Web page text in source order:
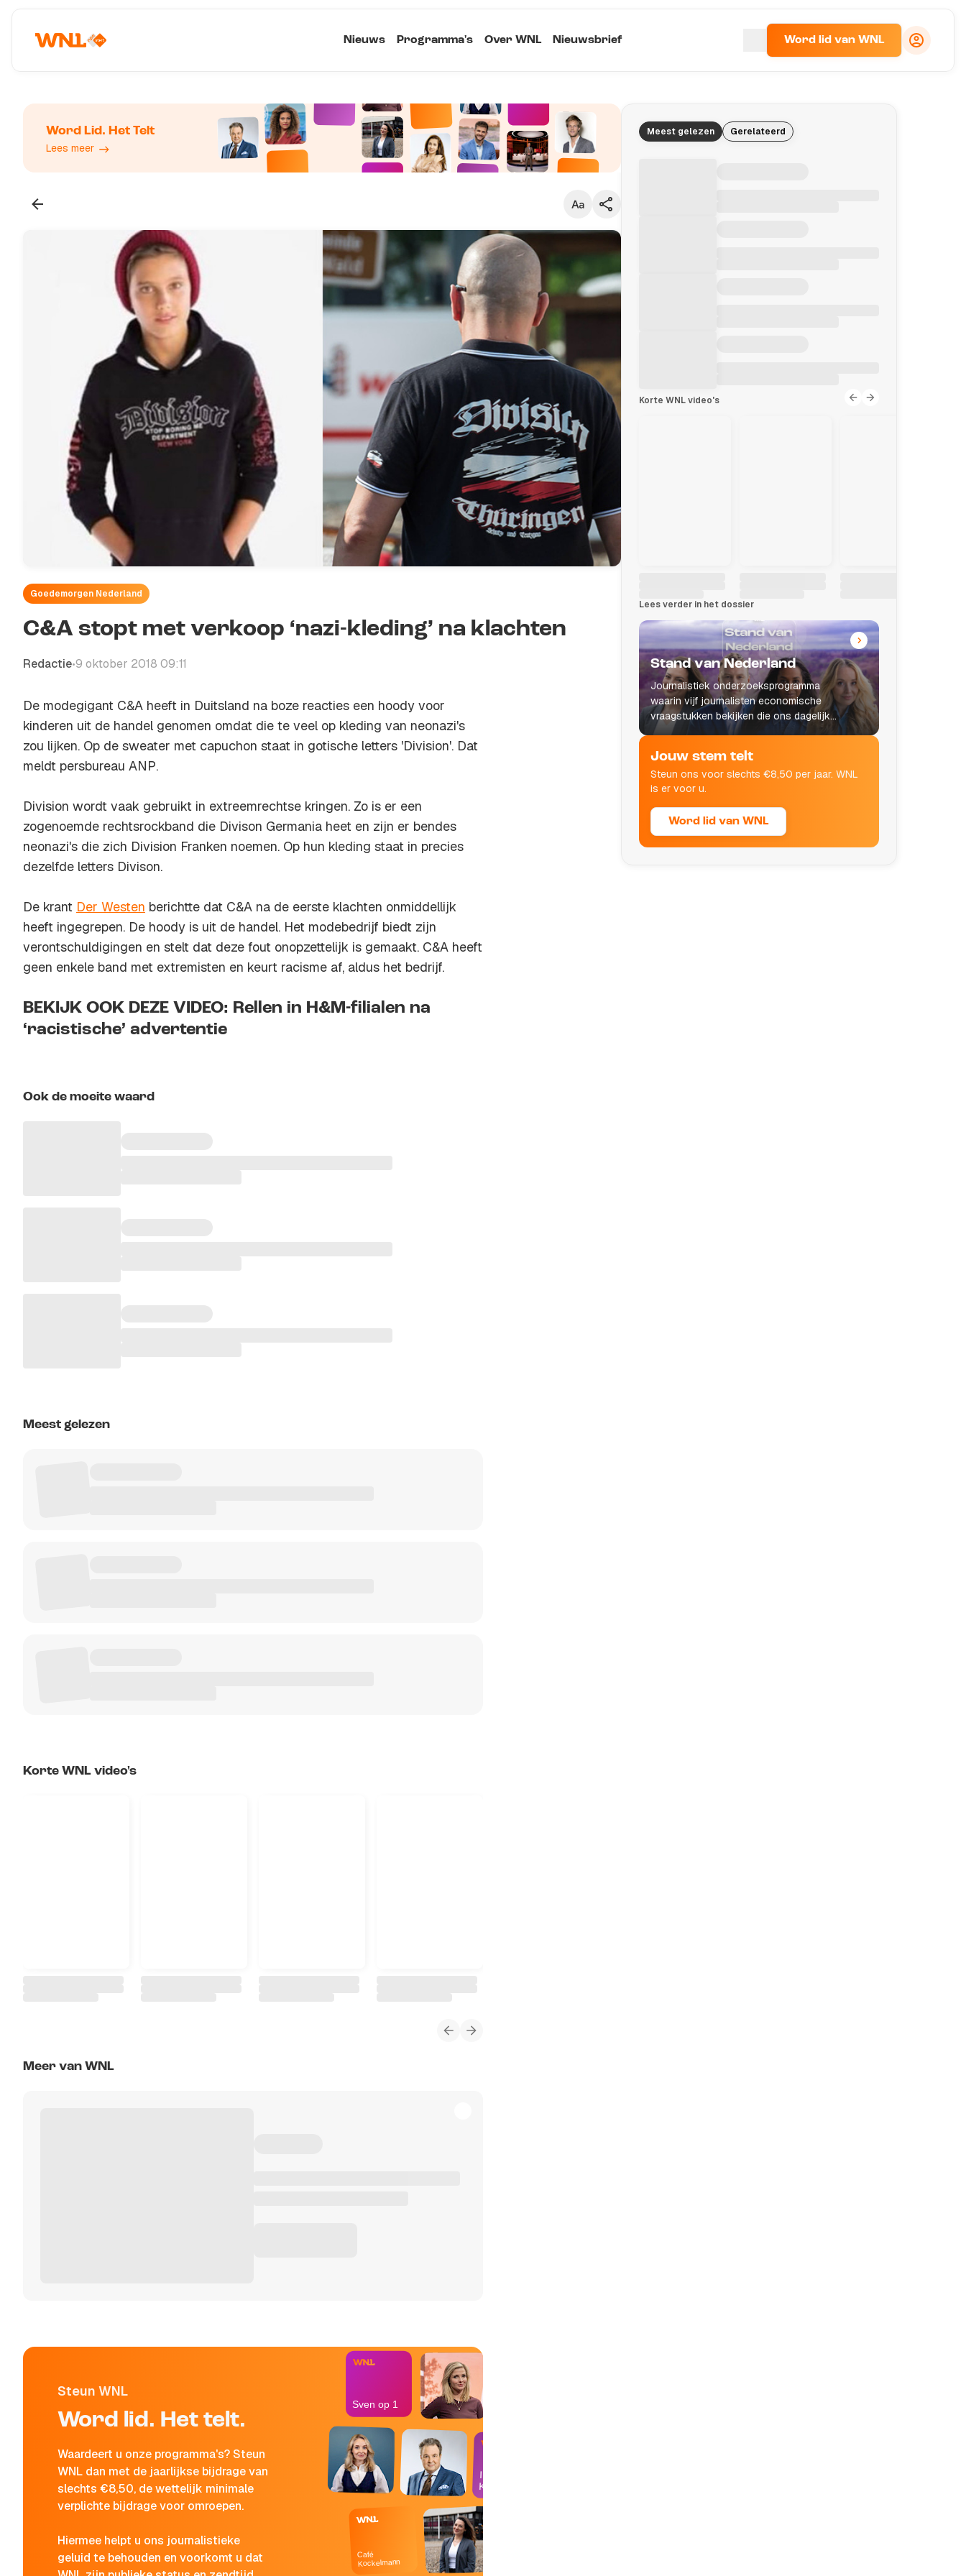
Nieuws Programma's Over WNL Nieuwsbrief Word lid van WNL
Word Lid. Het Telt
Lees meer
Klein
Standaard
Groot
Kopieer link
Goedemorgen Nederland
C&A stopt met verkoop ‘nazi-kleding’ na klachten
Redactie•9 oktober 2018 09:11
De modegigant C&A heeft in Duitsland na boze reacties een hoody voor
kinderen uit de handel genomen omdat die te veel op kleding van neonazi's
zou lijken. Op de sweater met capuchon staat in gotische letters 'Division'. Dat
meldt persbureau ANP.
Division wordt vaak gebruikt in extreemrechtse kringen. Zo is er een
zogenoemde rechtsrockband die Divison Germania heet en zijn er bendes
neonazi's die zich Division Franken noemen. Op hun kleding staat in precies
dezelfde letters Divison.
De krant Der Westen berichtte dat C&A na de eerste klachten onmiddellijk
heeft ingegrepen. De hoody is uit de handel. Het modebedrijf biedt zijn
verontschuldigingen en stelt dat deze fout onopzettelijk is gemaakt. C&A heeft
geen enkele band met extremisten en keurt racisme af, aldus het bedrijf.
BEKIJK OOK DEZE VIDEO: Rellen in H&M-filialen na
‘racistische’ advertentie
Ook de moeite waard
Meest gelezen
Korte WNL video's
Meer van WNL
Steun WNL
Word lid. Het telt.
Waardeert u onze programma's? Steun
WNL dan met de jaarlijkse bijdrage van
slechts €8,50, de wettelijk minimale
verplichte bijdrage voor omroepen.
Hiermee helpt u ons journalistieke
geluid te behouden en voorkomt u dat
Café
Kockelmann
In de
Kantine
Sven op 1
Meest gelezen Gerelateerd
Korte WNL video's
Lees verder in het dossier
Stand van Nederland
Journalistiek onderzoeksprogramma
waarin vijf journalisten economische
vraagstukken bekijken die ons dagelijks
leven raken.
Jouw stem telt
Steun ons voor slechts €8,50 per jaar. WNL
is er voor u.
Word lid van WNL